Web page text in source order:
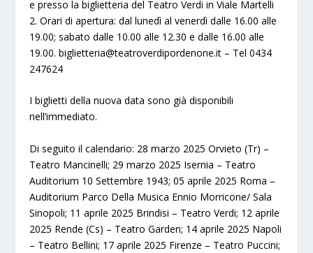
e presso la biglietteria del Teatro Verdi in Viale Martelli
2. Orari di apertura: dal lunedì al venerdì dalle 16.00 alle
19.00; sabato dalle 10.00 alle 12.30 e dalle 16.00 alle
19.00.biglietteria@teatroverdipordenone.it – Tel 0434
247624
I biglietti della nuova data sono già disponibili
nell’immediato.
Di seguito il calendario: 28 marzo 2025 Orvieto (Tr) –
Teatro Mancinelli; 29 marzo 2025 Isernia – Teatro
Auditorium 10 Settembre 1943; 05 aprile 2025 Roma –
Auditorium Parco Della Musica Ennio Morricone/ Sala
Sinopoli; 11 aprile 2025 Brindisi – Teatro Verdi; 12 aprile
2025 Rende (Cs) – Teatro Garden; 14 aprile 2025 Napoli
– Teatro Bellini; 17 aprile 2025 Firenze – Teatro Puccini;